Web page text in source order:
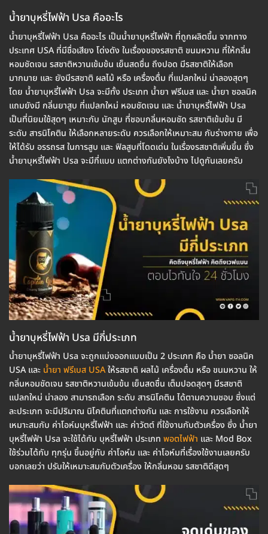
น้ำยาบุหรี่ไฟฟ้า Usa คืออะไร
น้ำยาบุหรี่ไฟฟ้า Usa คืออะไร เป็นน้ำยาบุหรี่ไฟฟ้า ที่ถูกผลิตขึ้น จากทาง
ประเทศ USA ที่มีชื่อเสียง โด่งดัง ในเรื่องของรสชาติ ขนมหวาน ที่ให้กลิ่น
หอมชัดเจน รสชาติหวานเข้มข้น เย็นสดชื่น ถึงปอด มีรสชาติให้เลือก
มากมาย และ ยังมีรสชาติ ผลไม้ หรือ เครื่องดื่ม ที่แปลกใหม่ น่าลองสุดๆ
โดย น้ำยาบุหรี่ไฟฟ้า Usa จะมีทั้ง ประเภท น้ำยา ฟรีเบส และ น้ำยา ซอลนิค
แถมยังมี กลิ่นยาสูบ ที่แปลกใหม่ หอมชัดเจน และ น้ำยาบุหรี่ไฟฟ้า Usa
เป็นที่นิยมใช้สุดๆ เหมาะกับ นักสูบ ที่ชอบกลิ่นหอมชัด รสชาติเข้มข้น มี
ระดับ สารนิโคติน ให้เลือกหลายระดับ ควรเลือกให้เหมาะสม กับร่างกาย เพื่อ
ให้ได้รับ อรรถรส ในการสูบ และ ฟิลสูบที่โดดเด่น ในเรื่องรสชาติเพิ่มขึ้น ซึ่ง
น้ำยาบุหรี่ไฟฟ้า Usa จะมีกี่แบบ แตกต่างกันยังไงบ้าง ไปดูกันเลยครับ
น้ำยาบุหรี่ไฟฟ้า Usa มีกี่ประเภท
น้ำยาบุหรี่ไฟฟ้า Usa จะถูกแบ่งออกแบบเป็น 2 ประเภท คือ น้ำยา ซอลนิค
USA และ น้ำยา ฟรีเบส USAให้รสชาติ ผลไม้ เครื่องดื่ม หรือ ขนมหวาน ให้
กลิ่นหอมชัดเจน รสชาติหวานเข้มข้น เย็นสดชื่น เต็มปอดสุดๆ มีรสชาติ
แปลกใหม่ น่าลอง สามารถเลือก ระดับ สารนิโคติน ได้ตามความชอบ ซึ่งแต่
ละประเภท จะมีปริมาณ นิโคตินที่แตกต่างกัน และ การใช้งาน ควรเลือกให้
เหมาะสมกับ ค่าโอห์มบุหรี่ไฟฟ้า และ ค่าวัตต์ ที่ใช้งานกับตัวเครื่อง ซึ่ง น้ำยา
บุหรี่ไฟฟ้า Usa จะใช้ได้กับ บุหรี่ไฟฟ้า ประเภท พอตไฟฟ้า และ Mod Box
ใช้ร่วมได้กับ ทุกรุ่น ขึ้นอยู่กับ ค่าโอห์ม และ ค่าโอห์มที่เรื่องใช้งานเลยครับ
บอกเลยว่า ปรับให้เหมาะสมกับตัวเครื่อง ให้กลิ่นหอม รสชาติดีสุดๆ